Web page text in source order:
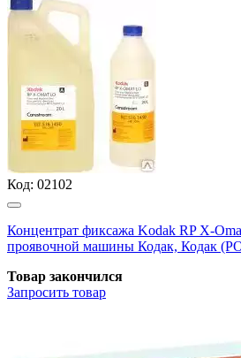
Код: 02102
Концентрат фиксажа Kodak RP X-
проявочной машины Кодак, Кодак
Товар закончился
Запросить товар